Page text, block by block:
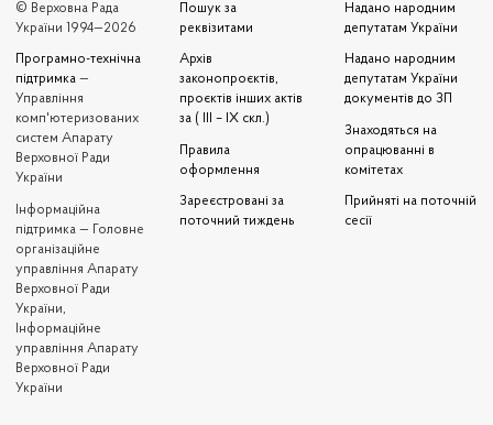
© Верховна Рада
України 1994—2026
Програмно-технічна
підтримка —
Управління
комп'ютеризованих
систем Апарату
Верховної Ради
України
Iнформаційна
підтримка — Головне
організаційне
управління Апарату
Верховної Ради
України,
Інформаційне
управління Апарату
Верховної Ради
України
Пошук за
реквізитами
Архів
законопроєктів,
проєктів інших актів
за ( III – IX скл.)
Правила
оформлення
Зареєстровані за
поточний тиждень
Надано народним
депутатам України
Надано народним
депутатам України
документів до ЗП
Знаходяться на
опрацюванні в
комітетах
Прийняті на поточній
сесії